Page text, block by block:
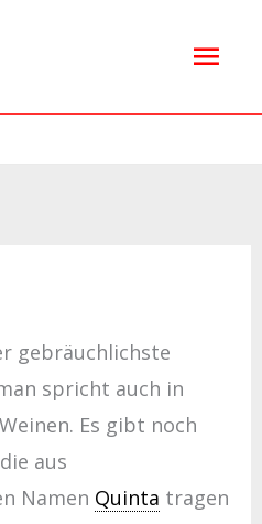
gebräuchlichste
spricht auch in
Es gibt noch
aus
Namen Quinta tragen